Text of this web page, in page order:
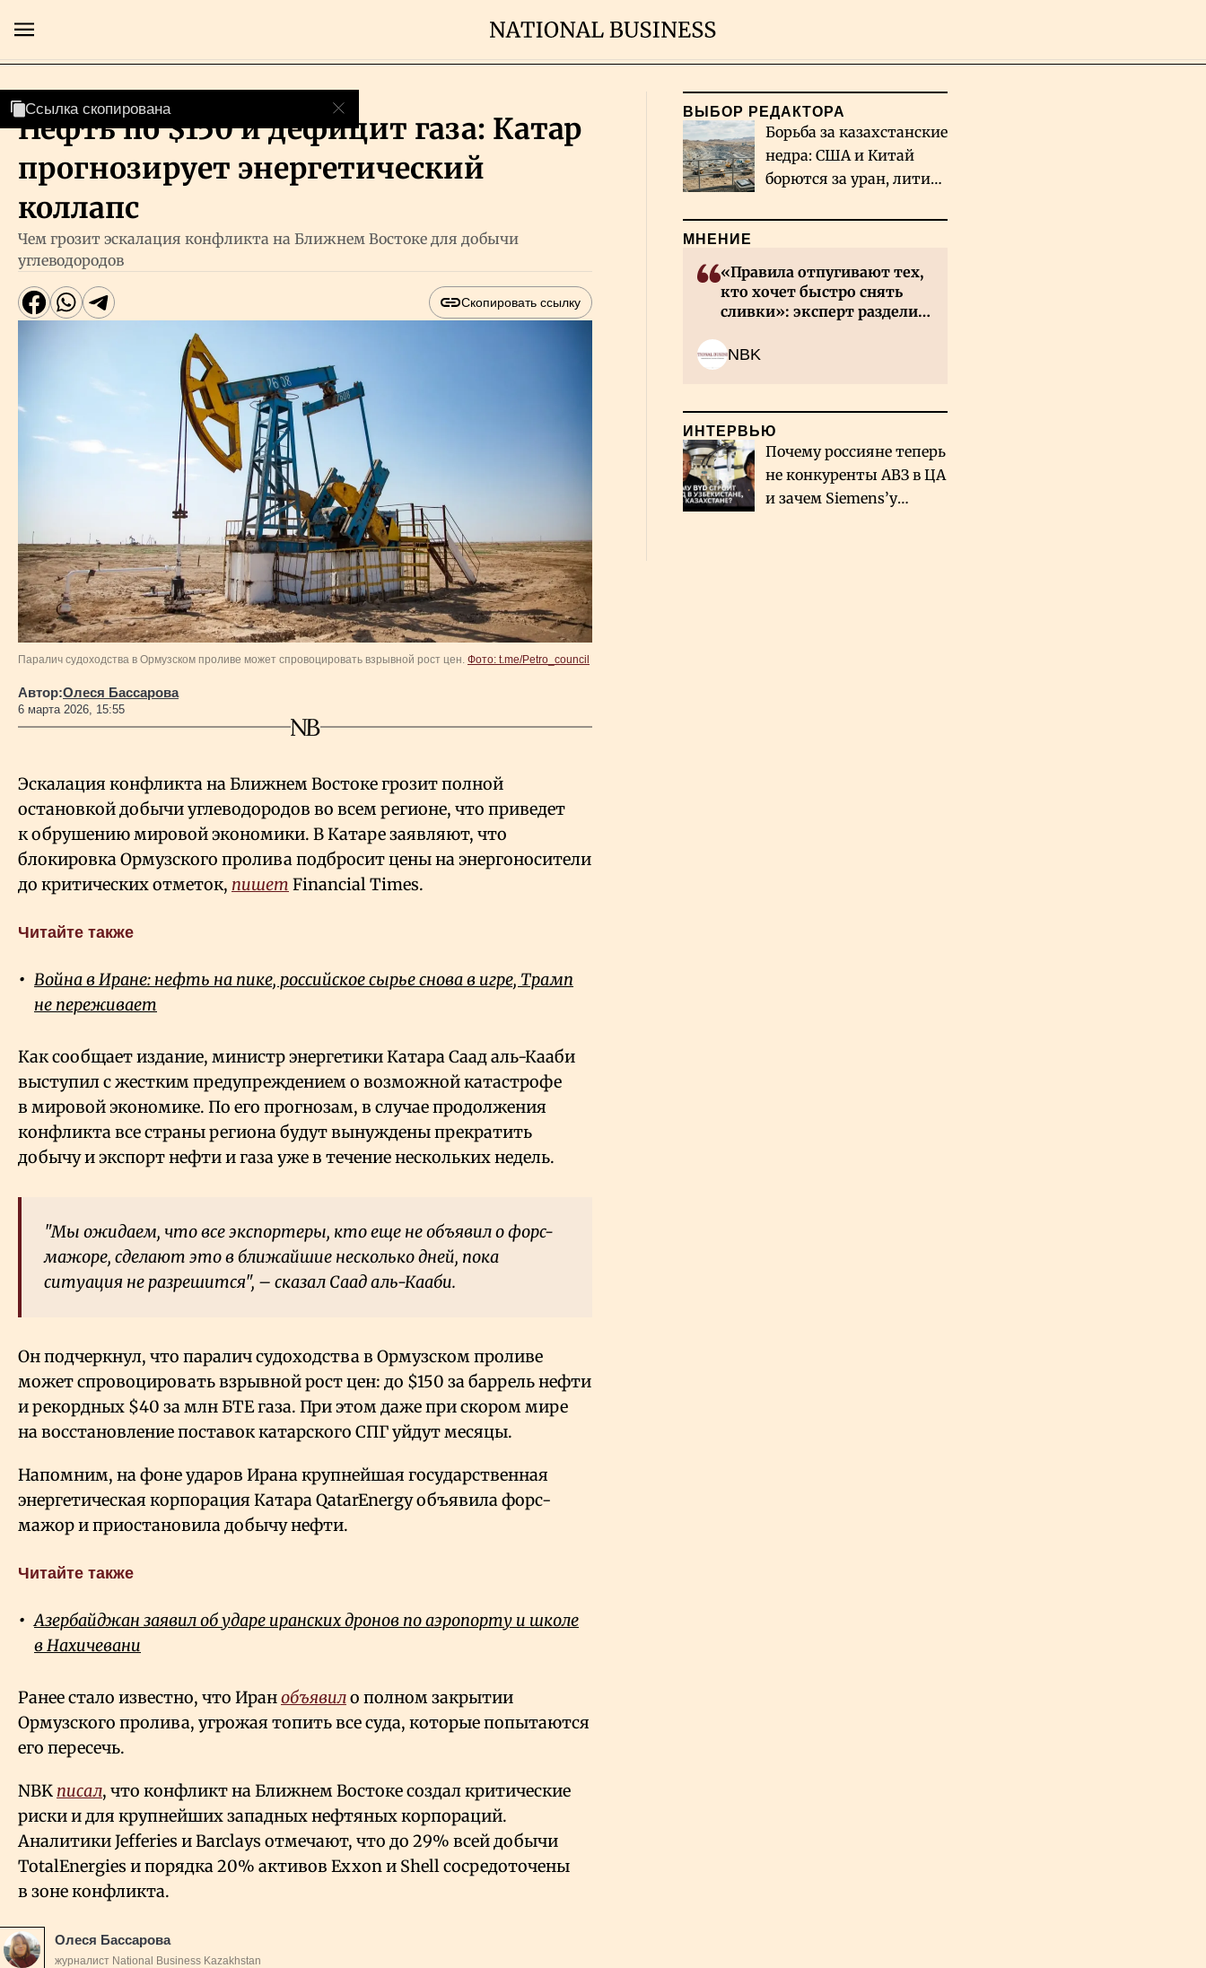
Главная
Экономика
Бизнес
Рынки
Власть
Люди
Life & Arts
Все новости
Нефть и газ
Нефть по $150 и дефицит газа: Катар
прогнозирует энергетический
коллапс
Чем грозит эскалация конфликта на Ближнем Востоке для добычи
углеводородов
Скопировать ссылку
Ссылка скопирована
Паралич судоходства в Ормузском проливе может спровоцировать взрывной рост цен. Фото: t.me/Petro_council
Автор:Олеся Бассарова
6 марта 2026, 15:55
Эскалация конфликта на Ближнем Востоке грозит полной
остановкой добычи углеводородов во всем регионе, что приведет
к обрушению мировой экономики. В Катаре заявляют, что
блокировка Ормузского пролива подбросит цены на энергоносители
до критических отметок, пишет Financial Times.
Читайте также
Война в Иране: нефть на пике, российское сырье снова в игре, Трамп
не переживает
Как сообщает издание, министр энергетики Катара Саад аль-Кааби
выступил с жестким предупреждением о возможной катастрофе
в мировой экономике. По его прогнозам, в случае продолжения
конфликта все страны региона будут вынуждены прекратить
добычу и экспорт нефти и газа уже в течение нескольких недель.
"Мы ожидаем, что все экспортеры, кто еще не объявил о форс-
мажоре, сделают это в ближайшие несколько дней, пока
ситуация не разрешится", – сказал Саад аль-Кааби.
Он подчеркнул, что паралич судоходства в Ормузском проливе
может спровоцировать взрывной рост цен: до $150 за баррель нефти
и рекордных $40 за млн БТЕ газа. При этом даже при скором мире
на восстановление поставок катарского СПГ уйдут месяцы.
Напомним, на фоне ударов Ирана крупнейшая государственная
энергетическая корпорация Катара QatarEnergy объявила форс-
мажор и приостановила добычу нефти.
Читайте также
Азербайджан заявил об ударе иранских дронов по аэропорту и школе
в Нахичевани
Ранее стало известно, что Иранобъявило полном закрытии
Ормузского пролива, угрожая топить все суда, которые попытаются
его пересечь.
NBK писал, что конфликт на Ближнем Востоке создал критические
риски и для крупнейших западных нефтяных корпораций.
Аналитики Jefferies и Barclays отмечают, что до 29% всей добычи
TotalEnergies и порядка 20% активов Exxon и Shell сосредоточены
в зоне конфликта.
Олеся Бассарова
журналист National Business Kazakhstan
ВЫБОР РЕДАКТОРА
Борьба за казахстанские
недра: США и Китай
борются за уран, литий
МНЕНИЕ
«Правила отпугивают тех,
кто хочет быстро снять
сливки»: эксперт разделил
NBK
ИНТЕРВЬЮ
Почему россияне теперь
не конкуренты АВЗ в ЦА
и зачем Siemens’у
Ссылка скопирована